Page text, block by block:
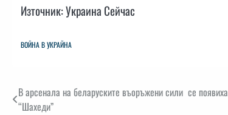
Източник: Украина Сейчас
ВОЙНА В УКРАЙНА
Навигация
В арсенала на беларуските въоръжени сили се появиха
“Шахеди”